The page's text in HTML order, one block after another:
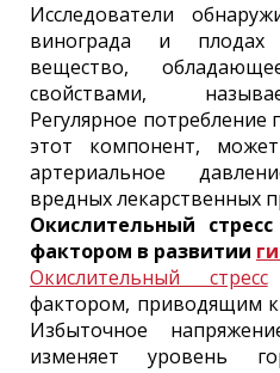
Исследователи
винограда и плодах
вещество,
свойствами,
Регулярное
этот компонент,
артериальное
вредных лекарственных
Окислительный
фактором в развитии
Окислительный стресс
фактором, приводящим
Избыточное
изменяет уровень